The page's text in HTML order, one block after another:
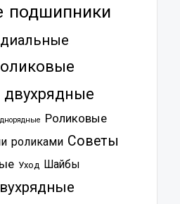
подшипники
Роликовые
роликами Советы
Уход Шайбы